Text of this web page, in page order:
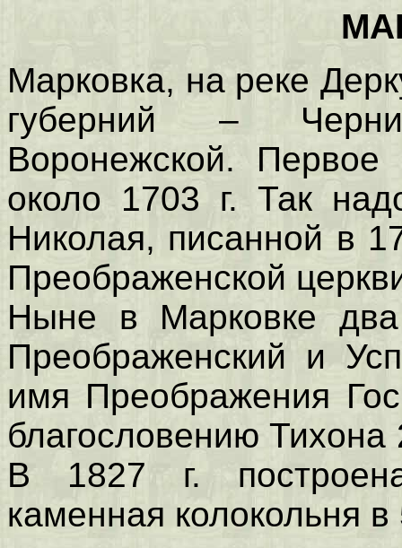
Марковка, на реке
губерний –
Воронежской. Первое
около 1703 г. Так
Николая, писанной в
Преображенской
Ныне в Марковке
Преображенский и
имя Преображения
благословению Тихона
В 1827 г.
каменная колокольня